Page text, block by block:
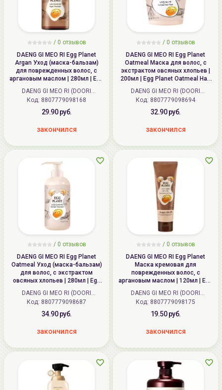
/ 0 отзывов
DAENG GI MEO RI Egg Planet
Argan Уход (маска-бальзам)
для поврежденных волос, с
аргановым маслом | 280мл | Egg
Planet Argan Treatment
DAENG GI MEO RI (DOORI
Cosmetics) (Корея)
Код: 8807779098168
29.90 руб.
закончился
/ 0 отзывов
DAENG GI MEO RI Egg Planet
Oatmeal Маска для волос, с
экстрактом овсяных хлопьев |
200мл | Egg Planet Oatmeal Hair
DAENG GI MEO RI (DOORI
Cosmetics) (Корея)
Код: 8807779098694
32.90 руб.
закончился
/ 0 отзывов
DAENG GI MEO RI Egg Planet
Oatmeal Уход (маска-бальзам)
для волос, с экстрактом
овсяных хлопьев | 280мл | Egg
Planet Oatmeal Treatment
DAENG GI MEO RI (DOORI
Cosmetics) (Корея)
Код: 8807779098687
34.90 руб.
закончился
/ 0 отзывов
DAENG GI MEO RI Egg Planet
Маска кремовая для
поврежденных волос, с
аргановым маслом | 120мл | Egg
Planet Argan Angeling Hair Cream
DAENG GI MEO RI (DOORI
Cosmetics) (Корея)
Код: 8807779098175
19.50 руб.
закончился